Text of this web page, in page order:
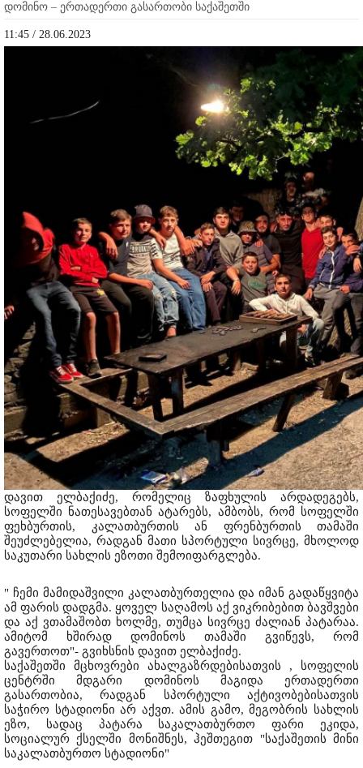
დომინო – ერთადერთი გასართობი საქაშეთში
11:45 / 28.06.2023
დავით ელბაქიძე, რომელიც ზაფხულის არდადეგებს,
სოფელში ნათესავებთან ატარებს, ამბობს, რომ სოფელში
ფეხბურთის, კალათბურთის ან ფრენბურთის თამაში
შეუძლებელია, რადგან მათი სპორტული სივრცე, მხოლოდ
საკუთარი სახლის ეზოთი შემოიფარგლება.
" ჩემი მამიდაშვილი კალათბურთელია და იმან გადაწყვიტა
ამ ფარის დადგმა. ყოველ საღამოს აქ ვიკრიბებით ბავშვები
და აქ ვთამაშობთ ხოლმე, თუმცა სივრცე ძალიან პატარაა.
ამიტომ ხშირად დომინოს თამაში გვიწევს, რომ
გავერთოთ"- გვიხსნის დავით ელბაქიძე.
საქაშეთში მცხოვრები ახალგაზრდებისათვის , სოფელის
ცენტრში მდგარი დომინოს მაგიდა ერთადერთი
გასართობია, რადგან სპორტული აქტივობებისათვის
საჭირო სტადიონი არ აქვთ. ამის გამო, მეგობრის სახლის
ეზო, სადაც პატარა საკალათბურთო ფარი ეკიდა,
სოციალურ ქსელში მონიშნეს, ჰეშთეგით "საქაშეთის მინი
საკალათბურთო სტადიონი"